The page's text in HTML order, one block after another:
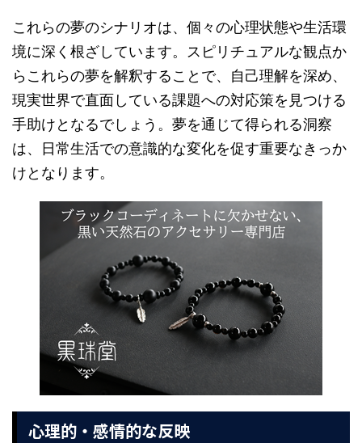
これらの夢のシナリオは、個々の心理状態や生活環
境に深く根ざしています。スピリチュアルな観点か
らこれらの夢を解釈することで、自己理解を深め、
現実世界で直面している課題への対応策を見つける
手助けとなるでしょう。夢を通じて得られる洞察
は、日常生活での意識的な変化を促す重要なきっか
けとなります。
心理的・感情的な反映